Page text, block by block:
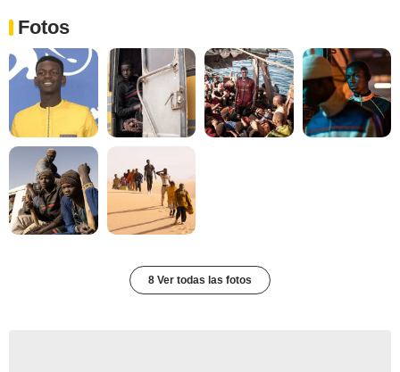
Fotos
8 Ver todas las fotos